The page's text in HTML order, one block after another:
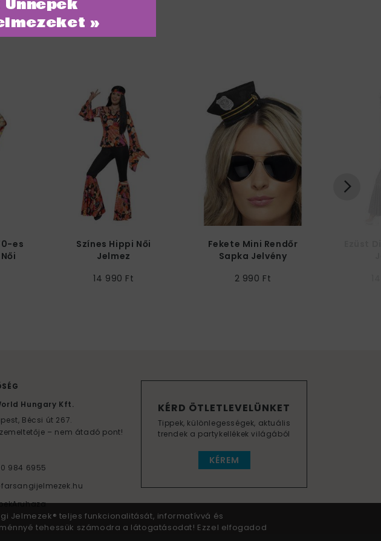
es
Színes Hippi Női
Jelmez
14 990 Ft
Fekete Mini Rendőr
Sapka Jelvény
2 990 Ft
KÉRD ÖTLETLEVELÜNKET
Tippek, különlegességek, aktuális
trendek a partykellékek világából
KÉREM
Hungary Kft.
Bécsi út 267.
– nem átadó pont!
984 6955
Jelmezek® teljes funkcionalitását, informatívvá és
tehessük számodra a látogatásodat! Ezzel elfogadod
»